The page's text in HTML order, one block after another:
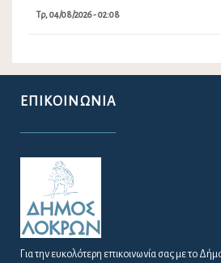
Τρ, 04/08/2026 - 02:08
ΕΠΙΚΟΙΝΩΝΊΑ
Για την ευκολότερη επικοινωνία σας με το